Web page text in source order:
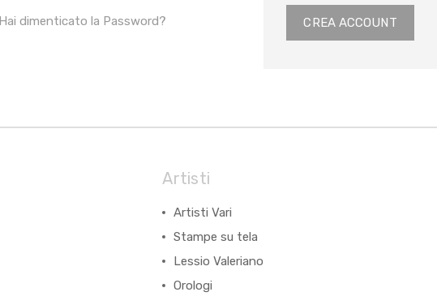
Hai dimenticato la Password? CREA ACCOUNT
Artisti
Artisti Vari
Stampe su tela
Lessio Valeriano
Orologi